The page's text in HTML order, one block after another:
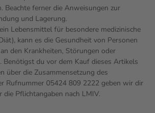
Beachte ferner die Anweisungen zur
und Lagerung.
Lebensmittel für besondere medizinische
kann es die Gesundheit von Personen
den Krankheiten, Störungen oder
Benötigst du vor dem Kauf dieses Artikels
über die Zusammensetzung des
Rufnummer 05424 809 2222 geben wir dir
Pflichtangaben nach LMIV.